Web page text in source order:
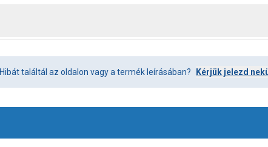
Hibát találtál az oldalon vagy a termék leírásában? Kérjük jelezd